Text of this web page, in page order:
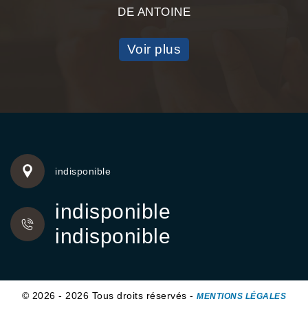
DE ANTOINE
Voir plus
indisponible
indisponible
indisponible
© 2026 - 2026 Tous droits réservés -MENTIONS LÉGALES